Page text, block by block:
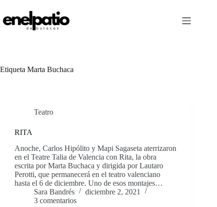
contenido
Etiqueta Marta Buchaca
Teatro
RITA
Anoche, Carlos Hipólito y Mapi Sagaseta aterrizaron
en el Teatre Talia de Valencia con Rita, la obra
escrita por Marta Buchaca y dirigida por Lautaro
Perotti, que permanecerá en el teatro valenciano
hasta el 6 de diciembre. Uno de esos montajes…
Sara Bandrés
diciembre 2, 2021
3 comentarios